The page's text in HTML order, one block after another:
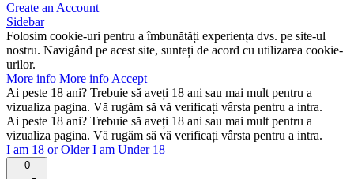
Create an Account
Sidebar
Folosim cookie-uri pentru a îmbunătăți experiența dvs. pe site-ul
nostru. Navigând pe acest site, sunteți de acord cu utilizarea cookie-
urilor.
More info More info Accept
Ai peste 18 ani? Trebuie să aveți 18 ani sau mai mult pentru a
vizualiza pagina. Vă rugăm să vă verificați vârsta pentru a intra.
Ai peste 18 ani? Trebuie să aveți 18 ani sau mai mult pentru a
vizualiza pagina. Vă rugăm să vă verificați vârsta pentru a intra.
I am 18 or OlderI am Under 18
0